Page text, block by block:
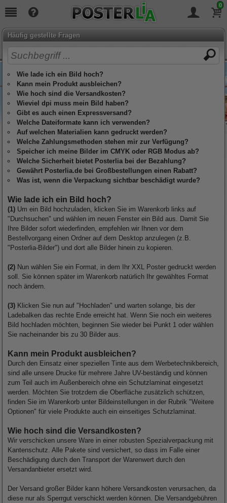
0
Seit19Jahren täglich für Sie da!
Häufig gestellte Fragen
Wie lade ich ein Bild hoch?
Kann mein Produkt ausbleichen?
Wie hoch sind die Versandkosten?
Wieviel dpi muss mein Bild haben?
Gibt es auch einen Expressversand?
Welche Dateiformate kann ich verwenden?
Auf welchen Materialien kann gedruckt werden?
Welche Zahlungsmethoden stehen mir zur Verfügung?
Speicher ich meine Bilder im CMYK oder RGB Modus ab?
Welche Sicherheit bietet Posterlia bei der Bezahlung?
Gewährt Posterlia.de bei Großbestellungen einen Rabatt?
Was ist, wenn die Verpackung sichtbar beschädigt wurde?
Wie lade ich ein Bild hoch?
(1) Um ein Bild hochzuladen, klicken Sie im Warenkorb links auf
"Durchsuchen" und wählen im neuen Fenster ein Bild aus. Damit Sie
Ihre Bilder sofort wiederfinden, empfehlen wir Ihnen vor dem
Bestellvorgang einen Ordner auf dem Desktop anzulegen (z.B.
"Posterlia-Bilder") und dort alle Bilder hinein zu kopieren.
(2) Nun wählen Sie ein Format, in dem IhrXXL Poster gedruckt werden
soll. Sie können später im Warenkorb natürlich Ihr gewähltes Format
noch ändern.
(3) Klicken Sie nun auf "Hochladen" und warten solange, bis der
Ladebalken das rechte Ende erreicht hat. Wenn Sie noch ein weiteres
Bild hochladen möchten, beginnen Sie wieder bei Punkt 1 oder wählen
Sie nacheinander bis zu 30 Bilder aus.
Kann mein Produkt ausbleichen?
Durch den Einsatz einer speziellen Tinte aus dem Werbetechnikbereich,
sind alle unsere Drucke für mehrere Jahre UV-beständig und können
zum Teil auch im Außenbereich ohne ein Schutzlaminat eingesetzt
werden. Möchten Sie trotzdem die Oberfläche zusätzlich schützen,
finden Sie im Warenkorb unter Bildeinstellungen in der Rubrik "Weitere
Optionen" für viele Produkte auch ein einseitiges Schutzlaminat.
Wie hoch sind die Versandkosten?
Wir verschicken unsere Ware in einer robusten Spezialverpackung mit
Kantenschutz. Alle Pakete sind versichert, so dass im Falle einer
Beschädigung durch den Transport der Warenwert durch den
Versandanbieter ersetzt wird.
Der Versand großer Bilder kann höhere Versandkosten verursachen, da
diese nur als Sperrgut verschickt werden können. Die Versandgebühren